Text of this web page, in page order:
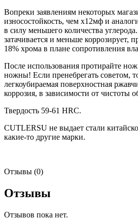
Вопреки заявлениям некоторых
износостойкость, чем х12мф и
в силу меньшего количества
затачивается и меньше коррозирует,
18% хрома в плане сопротивления
После использования протирайте
ножны! Если пренебрегать советом,
легкоубираемая поверхностная
коррозия, в зависимости от чистоты
Твердость 59-61 HRC.
CUTLERSU не выдает стали
какие-то другие марки.
Отзывы (0)
Отзывы
Отзывов пока нет.